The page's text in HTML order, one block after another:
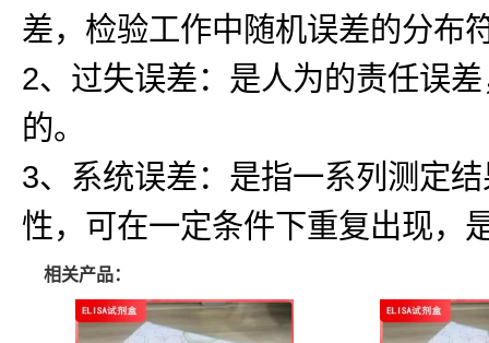
差，检验工作中随机误差的分布
2、过失误差：是人为的责任误
的。
3、系统误差：是指一系列测定
性，可在一定条件下重复出现，
相关产品：